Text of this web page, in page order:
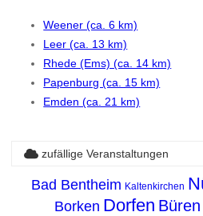
Weener (ca. 6 km)
Leer (ca. 13 km)
Rhede (Ems) (ca. 14 km)
Papenburg (ca. 15 km)
Emden (ca. 21 km)
zufällige Veranstaltungen
Bad Bentheim Kaltenkirchen
Borken Dorfen Büren